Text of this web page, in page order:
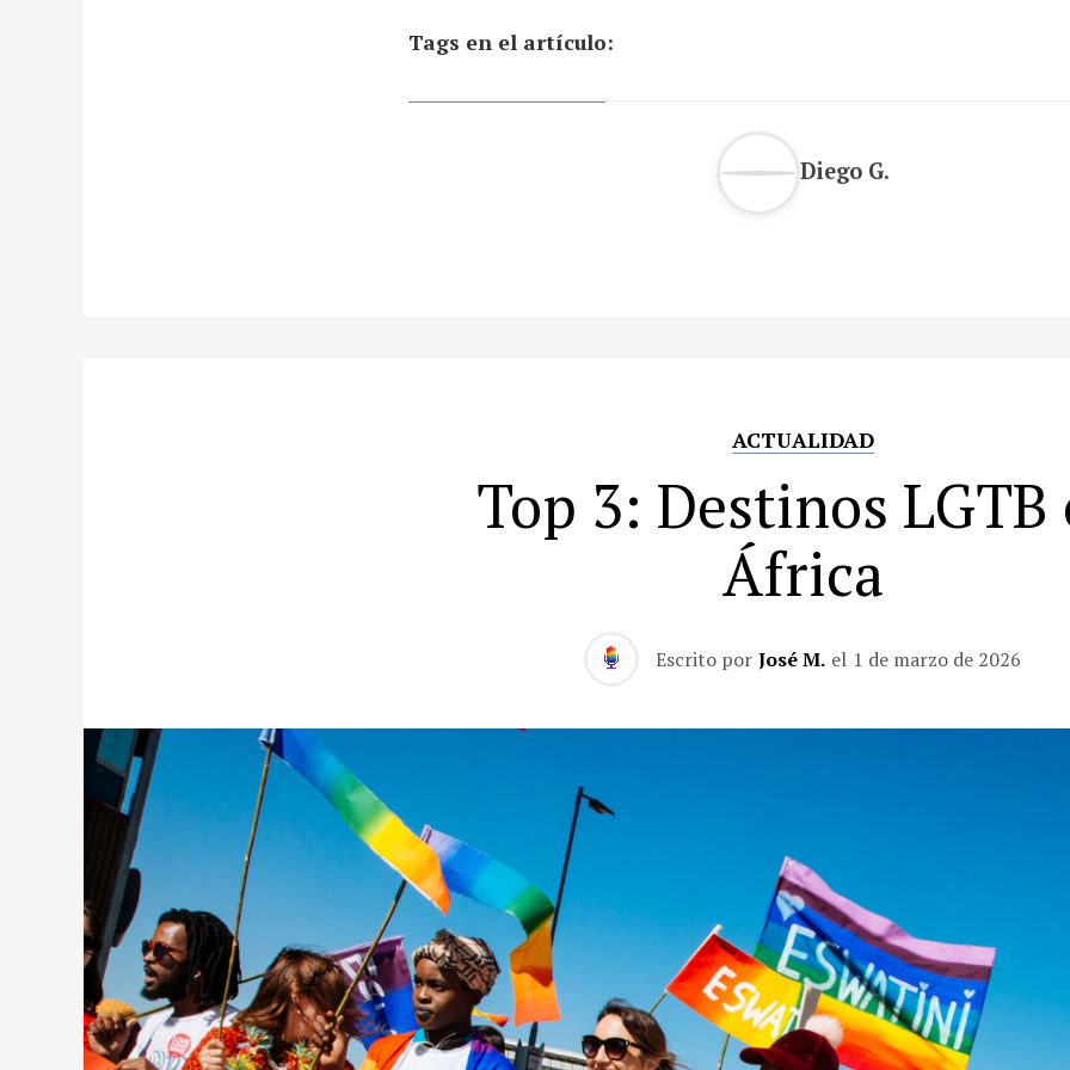
Tags en el artículo:
Diego G.
ACTUALIDAD
Top 3: Destinos LGTB
África
Escrito por José M. el 1 de marzo de 2026